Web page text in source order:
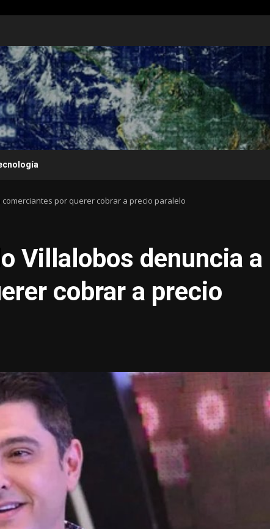
por querer cobrar a precio paralelo
Villalobos denuncia a
cobrar a precio